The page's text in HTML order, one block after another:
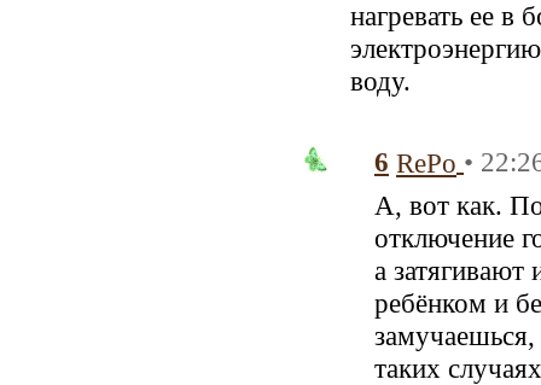
нагревать ее в
воду.
6 RePo •
А, вот как.
отключение
а
ребёнком и
таких